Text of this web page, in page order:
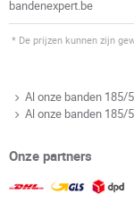
bandenexpert.be
* De prijzen kunnen zijn
Al onze banden 185/
Al onze banden 185/
Onze partners